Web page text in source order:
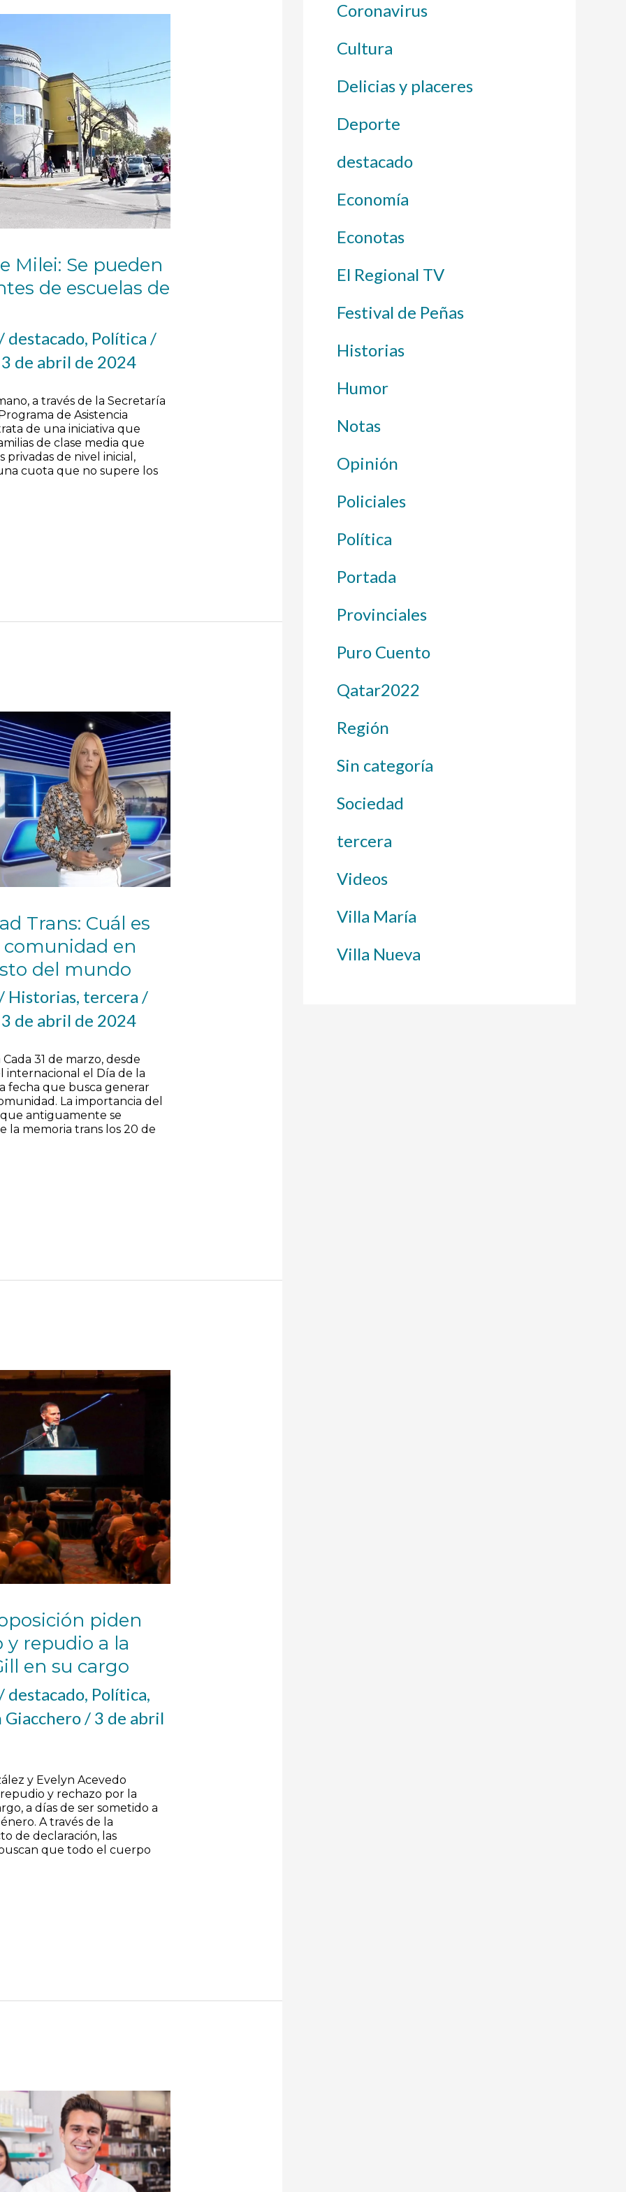
Milei: Se pueden
de escuelas de
destacado, Política /
3 de abril de 2024
a través de la Secretaría
de Asistencia
de una iniciativa que
de clase media que
privadas de nivel inicial,
cuota que no supere los
Trans: Cuál es
comunidad en
del mundo
Historias, tercera /
3 de abril de 2024
31 de marzo, desde
internacional el Día de la
fecha que busca generar
La importancia del
antiguamente se
la memoria trans los 20 de
piden
y repudio a la
en su cargo
/ destacado, Política,
Giacchero / 3 de abril
y Evelyn Acevedo
y rechazo por la
a días de ser sometido a
A través de la
de declaración, las
que todo el cuerpo
Coronavirus
Cultura
Delicias y placeres
Deporte
destacado
Economía
Econotas
El Regional TV
Festival de Peñas
Historias
Humor
Notas
Opinión
Policiales
Política
Portada
Provinciales
Puro Cuento
Qatar2022
Región
Sin categoría
Sociedad
tercera
Videos
Villa María
Villa Nueva